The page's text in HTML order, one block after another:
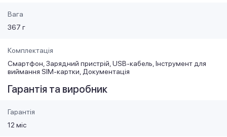
Вага
367 г
Комплектація
Смартфон, Зарядний пристрій, USB-кабель, Інструмент для
виймання SIM-картки, Документація
Гарантія та виробник
Гарантія
12 міс